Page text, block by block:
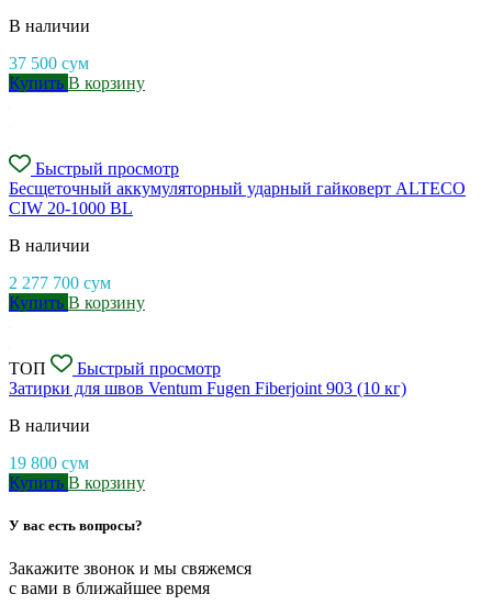
В наличии
37 500 сум
Купить В корзину
Быстрый просмотр
Бесщеточный аккумуляторный ударный гайковерт ALTECO
CIW 20-1000 BL
В наличии
2 277 700 сум
Купить В корзину
ТОП
Быстрый просмотр
Затирки для швов Ventum Fugen Fiberjoint 903 (10 кг)
В наличии
19 800 сум
Купить В корзину
У вас есть вопросы?
Закажите звонок и мы свяжемся
с вами в ближайшее время